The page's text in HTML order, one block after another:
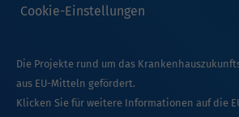
Cookie-Einstellungen
Die Projekte rund um das
aus EU-Mitteln gefördert.
Klicken Sie für weitere Informationen auf die